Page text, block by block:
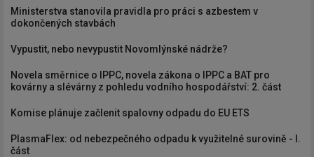
Ministerstva stanovila pravidla pro práci s azbestem v
dokončených stavbách
Vypustit, nebo nevypustit Novomlýnské nádrže?
Novela směrnice o IPPC, novela zákona o IPPC a BAT pro
kovárny a slévárny z pohledu vodního hospodářství: 2. část
Komise plánuje začlenit spalovny odpadu do EU ETS
PlasmaFlex: od nebezpečného odpadu k využitelné surovině - I.
část